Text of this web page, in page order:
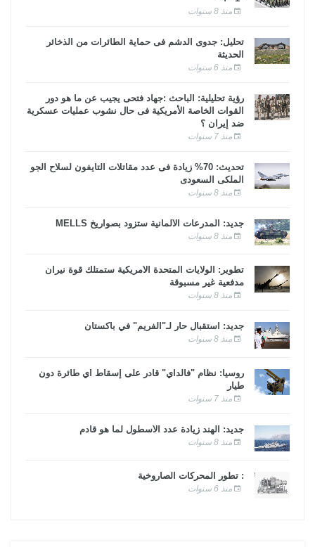
منذ 8 سنوات
تحليل: جدوى الدشم فى حماية الطائرات من الذخائر
الحديثة
منذ 6 سنوات
رؤية تحليلية: الباحث :جهاد فتحى يجيب عن ما هو دور
القوات الخاصة الأمريكية فى حال نشوب عمليات عسكرية
ضد إيران ؟
منذ 7 سنوات
تحديث: 70% زيادة فى عدد مقاتلات التايفون لسلاح الجو
الملكى السعودى
منذ 8 سنوات
جديد: المدرعات الألمانية ستزود بصواريخ MELLS
منذ 8 سنوات
تطوير: الولايات المتحدة الأمريكية ستمتلك قوة نيران
مدفعية غير مسبوقة
منذ 8 سنوات
جديد: استقبال حار لـ"الفريم" في باكستان
منذ 8 سنوات
روسيا: نظام "فالداي" قادر على إسقاط أي طائرة دون
طيار
منذ 7 سنوات
جديد: الهند زيادة عدد الأسطول لما هو قادم
منذ 8 سنوات
: تطور المحركات الصاروخية
منذ 6 سنوات